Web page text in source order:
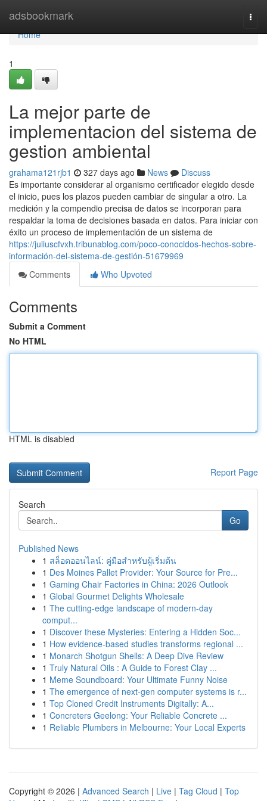
adsbookmark
Home
Home
1
La mejor parte de
implementacion del sistema de
gestion ambiental
grahama121rjb1 327 days ago News
Discuss
Es importante considerar al organismo certificador elegido desde
el inicio, pues los plazos pueden cambiar de singular a otro. La
medición y la compendio precisa de datos se incorporan para
respaldar la toma de decisiones basada en datos. Para iniciar con
éxito un proceso de implementación de un sistema de
https://juliuscfvxh.tribunablog.com/poco-conocidos-hechos-sobre-
información-del-sistema-de-gestión-51679969
Comments
Who Upvoted
Comments
Submit a Comment
No HTML
HTML is disabled
Report Page
Search
Go
Published News
1 สล็อตออนไลน์: คู่มือสำหรับผู้เริ่มต้น
1 Des Moines Pallet Provider: Your Source for Pre...
1 Gaming Chair Factories in China: 2026 Outlook
1 Global Gourmet Delights Wholesale
1 The cutting-edge landscape of modern-day
comput...
1 Discover these Mysteries: Entering a Hidden Soc...
1 How evidence-based studies transforms regional ...
1 Monarch Shotgun Shells: A Deep Dive Review
1 Truly Natural Oils : A Guide to Forest Clay ...
1 Meme Soundboard: Your Ultimate Funny Noise
1 The emergence of next-gen computer systems is r...
1 Top Cloned Credit Instruments Digitally: A...
1 Concreters Geelong: Your Reliable Concrete ...
1 Reliable Plumbers in Melbourne: Your Local Experts
Copyright © 2026 | Advanced Search | Live | Tag Cloud | Top